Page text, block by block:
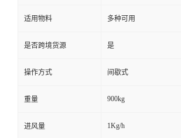
适用物料 多种可用
是否跨境货源 是
操作方式 间歇式
重量 900kg
进风量 1Kg/h